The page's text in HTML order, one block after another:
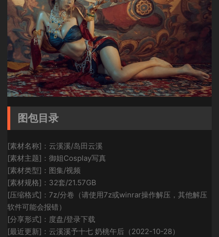
图包目录
[素材名称]：云溪溪/岛田云溪
[素材主题]：御姐Cosplay写真
[素材类型]：图集/视频
[素材规格]：32套/21.57GB
[压缩格式]：7z/分卷（请使用7z或winrar操作解压，其他解压
软件可能会报错）
[分享形式]：度盘/登录下载
[最近更新]：云溪溪予十七 奶桃午后（2022-10-28）